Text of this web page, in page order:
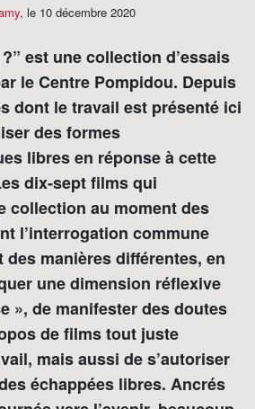
, le 10 décembre 2020
est une collection d’essais
le Centre Pompidou. Depuis
dont le travail est présenté ici
des formes
libres en réponse à cette
dix-sept films qui
collection au moment des
l’interrogation commune
manières différentes, en
une dimension réflexive
», de manifester des doutes
de films tout juste
mais aussi de s’autoriser
échappées libres. Ancrés